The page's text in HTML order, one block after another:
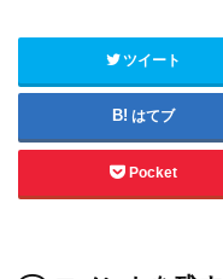
ツイート
はてブ
Pocket